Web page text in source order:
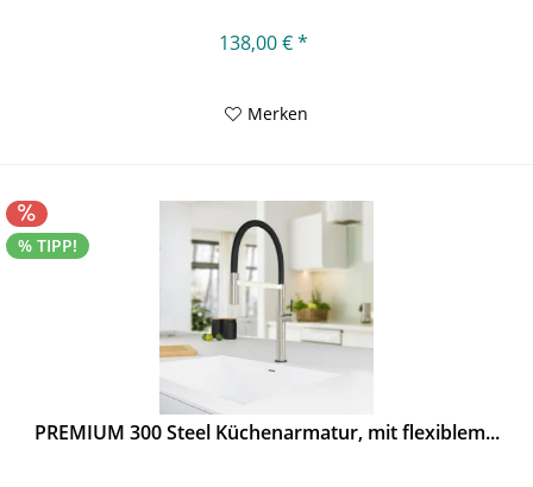
138,00 € *
Merken
% TIPP!
PREMIUM 300 Steel Küchenarmatur, mit flexiblem...